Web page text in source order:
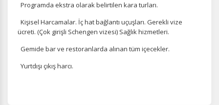
Programda ekstra olarak belirtilen kara turları.
Kişisel Harcamalar. İç hat bağlantı uçuşları. Gerekli vize
ücreti. (Çok girişli Schengen vizesi) Sağlık hizmetleri.
Gemide bar ve restoranlarda alınan tüm içecekler.
Yurtdışı çıkış harcı.